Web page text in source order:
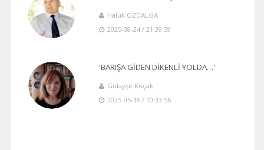
Haluk ÖZDALGA
2025-08-24 / 21:39:59
'BARIŞA GİDEN DİKENLİ YOLDA…'
Gülayşe Koçak
2025-05-16 / 10:33:56